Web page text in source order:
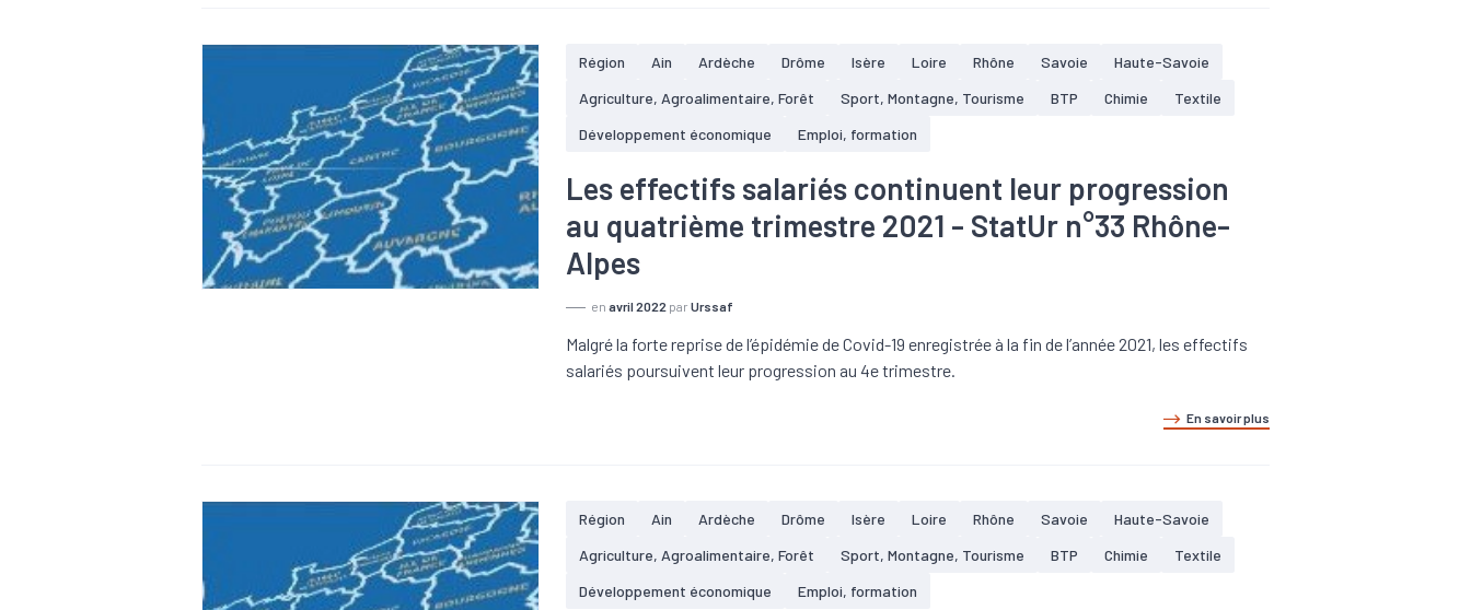
Région Ain Ardèche Drôme Isère Loire Rhône Savoie
Haute-Savoie
Agriculture, Agroalimentaire, Forêt
Sport, Montagne, Tourisme BTP Chimie
Textile
Développement économique
Emploi, formation
Les effectifs salariés continuent leur progression
au quatrième trimestre 2021 - StatUr n°33 Rhône-
Alpes
enavril 2022 parUrssaf
Malgré la forte reprise de l’épidémie de Covid-19 enregistrée à la fin de l’année 2021, les effectifs
salariés poursuivent leur progression au 4e trimestre.
En savoir plus
Région Ain Ardèche Drôme Isère Loire Rhône Savoie
Haute-Savoie
Agriculture, Agroalimentaire, Forêt
Sport, Montagne, Tourisme BTP Chimie
Textile
Développement économique
Emploi, formation